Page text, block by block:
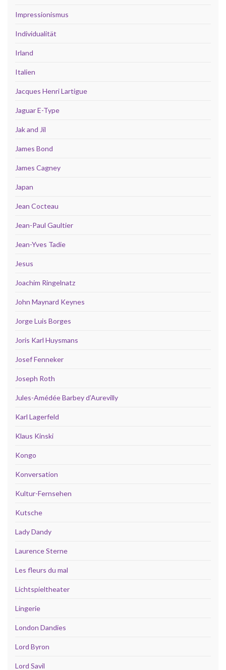
Impressionismus
Individualität
Irland
Italien
Jacques Henri Lartigue
Jaguar E-Type
Jak and Jil
James Bond
James Cagney
Japan
Jean Cocteau
Jean-Paul Gaultier
Jean-Yves Tadie
Jesus
Joachim Ringelnatz
John Maynard Keynes
Jorge Luis Borges
Joris Karl Huysmans
Josef Fenneker
Joseph Roth
Jules-Amédée Barbey d’Aurevilly
Karl Lagerfeld
Klaus Kinski
Kongo
Konversation
Kultur-Fernsehen
Kutsche
Lady Dandy
Laurence Sterne
Les fleurs du mal
Lichtspieltheater
Lingerie
London Dandies
Lord Byron
Lord Savil